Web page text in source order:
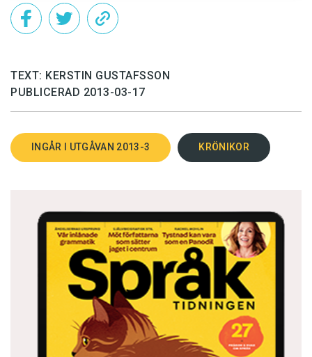
TEXT: KERSTIN GUSTAFSSON
PUBLICERAD 2013-03-17
INGÅR I UTGÅVAN 2013-3 KRÖNIKOR